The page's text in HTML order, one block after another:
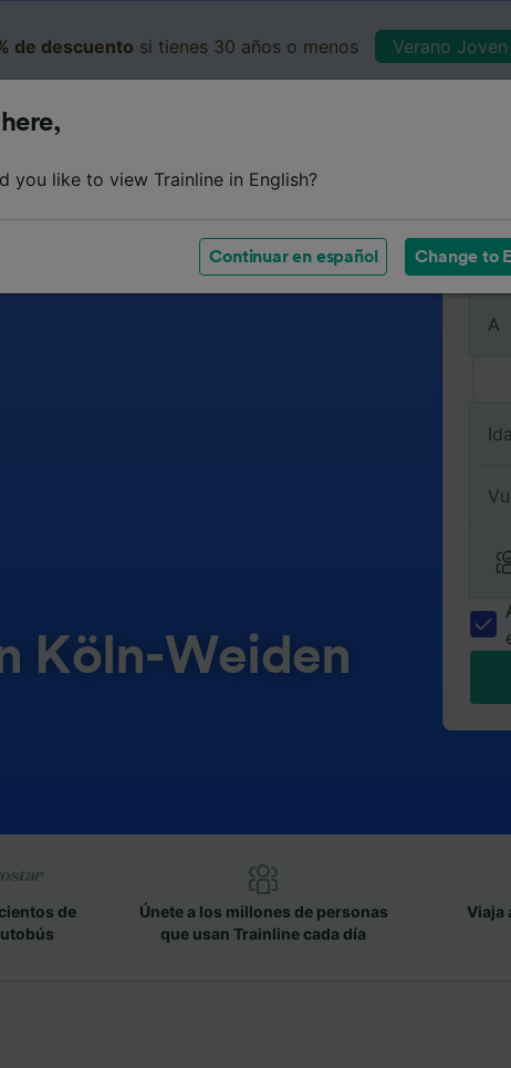
de descuento si tienes 30 años o menos Verano
Köln-Weiden
De
A
de
Únete a los millones de personas
que usan Trainline cada día
Viaja
you like to view Trainline in English?
Continuar en español Change to